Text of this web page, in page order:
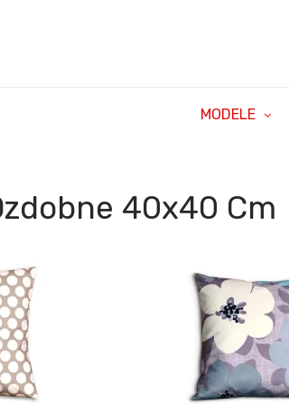
MODELE
40x40 Cm